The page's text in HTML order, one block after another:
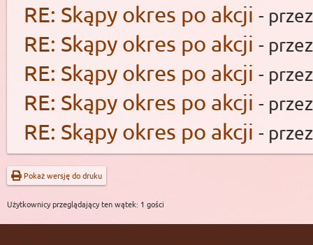
RE: Skąpy okres po akcji -
RE: Skąpy okres po akcji -
RE: Skąpy okres po akcji -
RE: Skąpy okres po akcji -
RE: Skąpy okres po akcji -
Pokaż wersję do druku
Użytkownicy przeglądający ten wątek: 1 gości